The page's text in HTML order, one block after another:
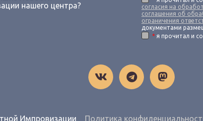
нашего центра?
согласия на
соглашения об
ограничения
документами
* я прочитал и
Импровизации Политика